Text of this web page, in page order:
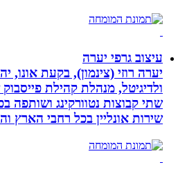
עיצוב גרפי יערה
יערה רוזי (צינמון), בקעת אונו,
ולדיגיטל, מנהלת קהילת פייסבוק של
שתי קבוצות נטוורקינג ושותפה בכמה
שירות אונליין בכל רחבי הארץ